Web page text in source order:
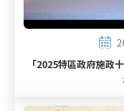
「2025特區政府施政